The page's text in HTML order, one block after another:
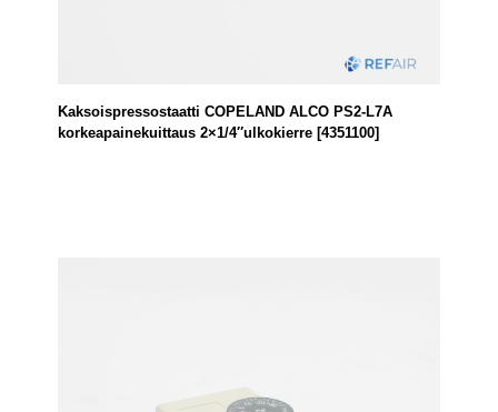
Kaksoispressostaatti COPELAND ALCO PS2-L7A
korkeapainekuittaus 2×1/4″ulkokierre [4351100]